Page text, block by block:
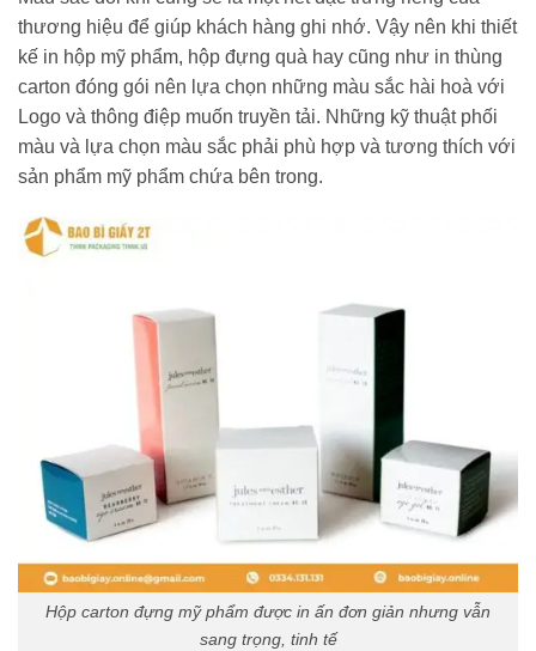
thương hiệu để giúp khách hàng ghi nhớ. Vậy nên khi thiết
kế in hộp mỹ phẩm, hộp đựng quà hay cũng như in thùng
carton đóng gói nên lựa chọn những màu sắc hài hoà với
Logo và thông điệp muốn truyền tải. Những kỹ thuật phối
màu và lựa chọn màu sắc phải phù hợp và tương thích với
sản phẩm mỹ phẩm chứa bên trong.
Hộp carton đựng mỹ phẩm được in ấn đơn giản nhưng vẫn
sang trọng, tinh tế